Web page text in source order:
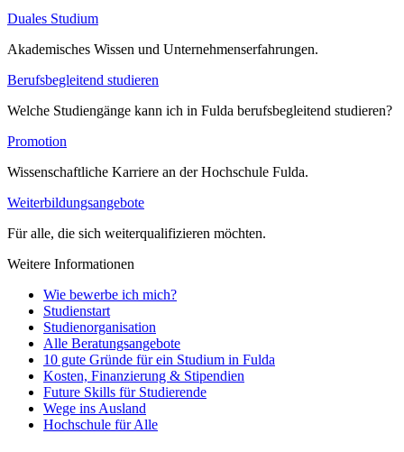
Duales Studium
Akademisches Wissen und Unternehmenserfahrungen.
Berufsbegleitend studieren
Welche Studiengänge kann ich in Fulda berufsbegleitend studieren?
Promotion
Wissenschaftliche Karriere an der Hochschule Fulda.
Weiterbildungsangebote
Für alle, die sich weiterqualifizieren möchten.
Weitere Informationen
Wie bewerbe ich mich?
Studienstart
Studienorganisation
Alle Beratungsangebote
10 gute Gründe für ein Studium in Fulda
Kosten, Finanzierung & Stipendien
Future Skills für Studierende
Wege ins Ausland
Hochschule für Alle